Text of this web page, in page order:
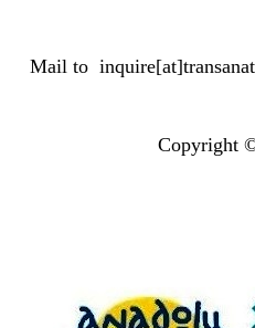
Mail to
Copyright